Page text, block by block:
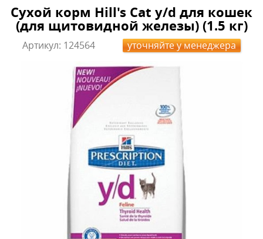
Сухой корм Hill's Cat y/d для кошек
(для щитовидной железы) (1.5 кг)
Артикул: 124564 уточняйте у менеджера